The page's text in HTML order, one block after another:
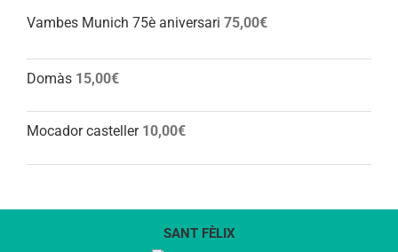
Vambes Munich 75è aniversari 75,00€
Domàs 15,00€
Mocador casteller 10,00€
SANT FÈLIX